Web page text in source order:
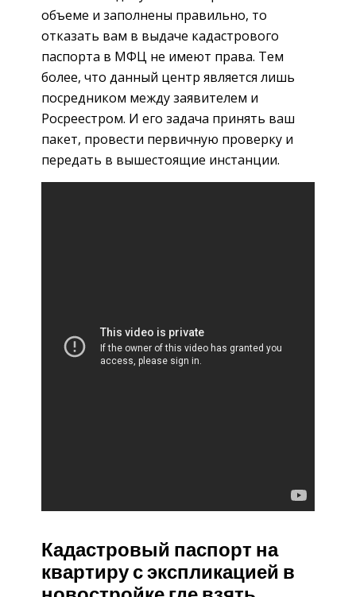
объеме и заполнены правильно, то
отказать вам в выдаче кадастрового
паспорта в МФЦ не имеют права. Тем
более, что данный центр является лишь
посредником между заявителем и
Росреестром. И его задача принять ваш
пакет, провести первичную проверку и
передать в вышестоящие инстанции.
Кадастровый паспорт на
квартиру с экспликацией в